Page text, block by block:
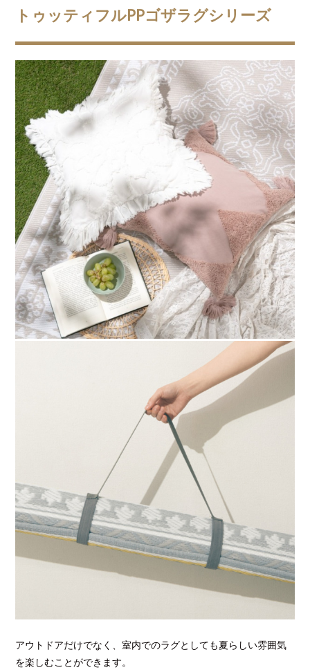
トゥッティフルPPゴザラグシリーズ
アウトドアだけでなく、室内でのラグとしても夏らしい雰囲気
を楽しむことができます。